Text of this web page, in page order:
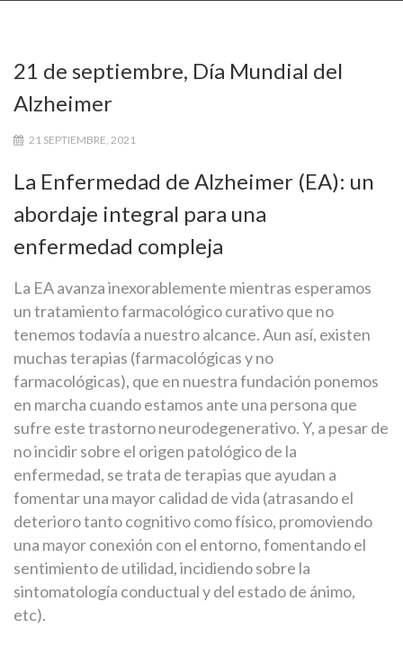
21 de septiembre, Día Mundial del
Alzheimer
21 SEPTIEMBRE, 2021
La Enfermedad de Alzheimer (EA): un
abordaje integral para una
enfermedad compleja
La EA avanza inexorablemente mientras esperamos
un tratamiento farmacológico curativo que no
tenemos todavía a nuestro alcance. Aun así, existen
muchas terapias (farmacológicas y no
farmacológicas), que en nuestra fundación ponemos
en marcha cuando estamos ante una persona que
sufre este trastorno neurodegenerativo. Y, a pesar de
no incidir sobre el origen patológico de la
enfermedad, se trata de terapias que ayudan a
fomentar una mayor calidad de vida (atrasando el
deterioro tanto cognitivo como físico, promoviendo
una mayor conexión con el entorno, fomentando el
sentimiento de utilidad, incidiendo sobre la
sintomatología conductual y del estado de ánimo,
etc).